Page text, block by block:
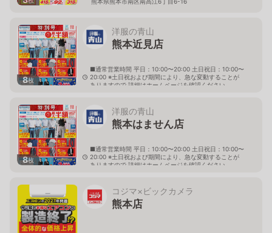
8枚
洋服の青山
熊本近見店
■通常営業時間 平日：10:00〜20:00 土日祝日：10:00〜
20:00 ※土日祝および期間により、急な変動することが
ありますので 詳細はホームページを確認ください
8枚
洋服の青山
熊本はません店
■通常営業時間 平日：10:00〜20:00 土日祝日：10:00〜
20:00 ※土日祝および期間により、急な変動することが
ありますので 詳細はホームページを確認ください
コジマ×ビックカメラ
熊本店